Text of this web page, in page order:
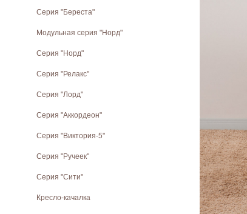
Серия "Береста"
Модульная серия "Норд"
Cерия "Норд"
Серия "Релакс"
Серия "Лорд"
Серия "Аккордеон"
Серия "Виктория-5"
Серия "Ручеек"
Серия "Сити"
Кресло-качалка